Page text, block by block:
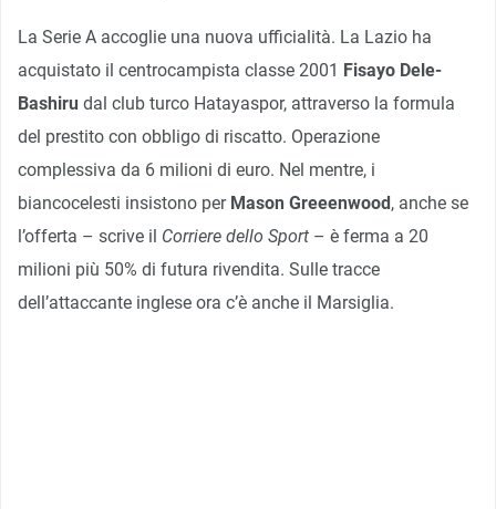
La Serie A accoglie una nuova ufficialità. La Lazio ha
acquistato il centrocampista classe 2001 Fisayo Dele-
Bashiru dal club turco Hatayaspor, attraverso la formula
del prestito con obbligo di riscatto. Operazione
complessiva da 6 milioni di euro. Nel mentre, i
biancocelesti insistono per Mason Greeenwood, anche se
l’offerta – scrive il Corriere dello Sport – è ferma a 20
milioni più 50% di futura rivendita. Sulle tracce
dell’attaccante inglese ora c’è anche il Marsiglia.